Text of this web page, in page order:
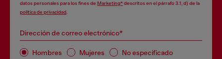
datos personales para los fines de Marketing*descritos en el párrafo 3.1, d) de la
política de privacidad
Dirección de correo electrónico*
Hombres Mujeres No especificado